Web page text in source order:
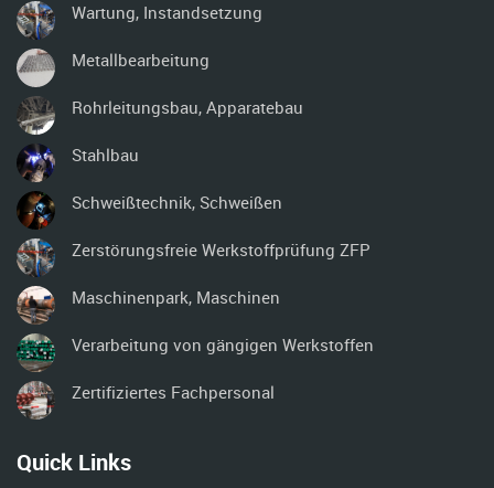
Wartung, Instandsetzung
Metallbearbeitung
Rohrleitungsbau, Apparatebau
Stahlbau
Schweißtechnik, Schweißen
Zerstörungsfreie Werkstoffprüfung ZFP
Maschinenpark, Maschinen
Verarbeitung von gängigen Werkstoffen
Zertifiziertes Fachpersonal
Quick Links